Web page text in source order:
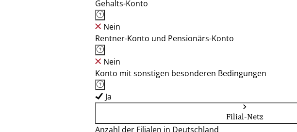
Gehalts-Konto
Nein
Rentner-Konto und Pensionärs-Konto
Nein
Konto mit sonstigen besonderen Bedingungen
Ja
Filial-Netz
Anzahl der Filialen in Deutschland